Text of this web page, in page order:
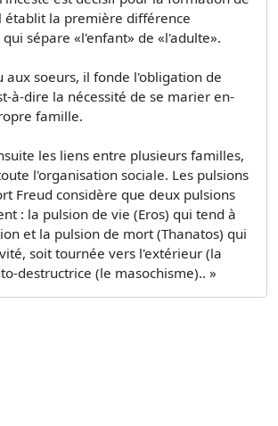
établit la première différence
sépare «l'enfant» de «l'adulte».
aux soeurs, il fonde l'obligation de
à-dire la nécessité de se marier en-
famille.
les liens entre plusieurs familles,
l'organisation sociale. Les pulsions
Freud considère que deux pulsions
: la pulsion de vie (Eros) qui tend à
et la pulsion de mort (Thanatos) qui
soit tournée vers l'extérieur (la
destructrice (le masochisme).. »